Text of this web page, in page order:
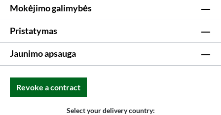
Mokėjimo galimybės
Pristatymas
Jaunimo apsauga
Revoke a contract
Select your delivery country: